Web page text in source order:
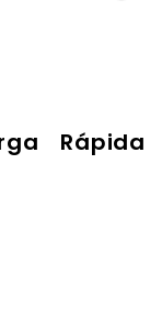
Rápida